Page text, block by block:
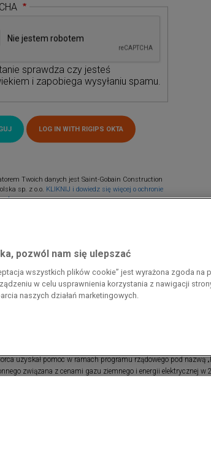
sprawdza czy jesteś
i zapobiega wysyłaniu spamu.
Twoich danych jest Saint-Gobain Construction
sp. z o.o. KLIKNIJ i dowiedz się więcej o ochronie
uzyskał pomoc w ramach programu rządowego pod nazwą
związana z cenami gazu ziemnego i energii elektrycznej w
pozwól nam się ulepszać
wszystkich plików cookie” jest wyrażona zgoda na
w celu usprawnienia korzystania z nawigacji
naszych działań marketingowych.